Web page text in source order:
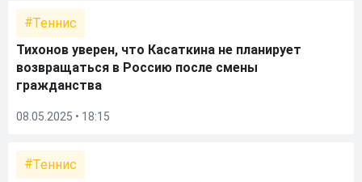
Теннис
Тихонов уверен, что Касаткина не планирует
возвращаться в Россию после смены
гражданства
08.05.2025 • 18:15
Теннис